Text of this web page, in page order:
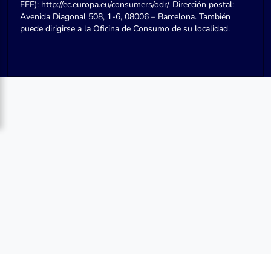
EEE): http://ec.europa.eu/consumers/odr/. Dirección postal:
Avenida Diagonal 508, 1-6, 08006 – Barcelona. También
puede dirigirse a la Oficina de Consumo de su localidad.